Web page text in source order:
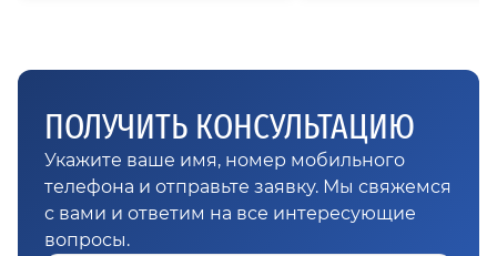
ПОЛУЧИТЬ КОНСУЛЬТАЦИЮ
Укажите ваше имя, номер мобильного
телефона и отправьте заявку. Мы свяжемся
с вами и ответим на все интересующие
вопросы.